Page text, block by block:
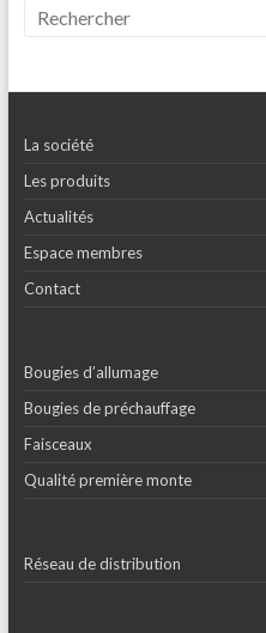
La société
Les produits
Actualités
Espace membres
Contact
Bougies d’allumage
Bougies de préchauffage
Faisceaux
Qualité première monte
Réseau de distribution